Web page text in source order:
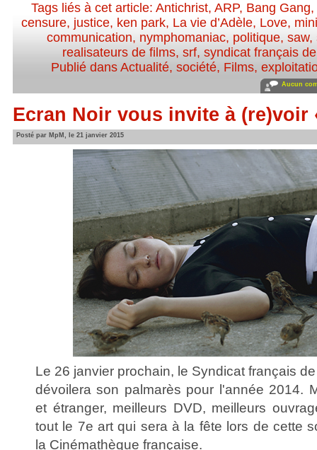
Tags liés à cet article:Antichrist,ARP, Bang Gang
censure, justice, ken park, La vie d’Adèle, Love,
communication, nymphomaniac, politique,saw,
realisateurs de films,srf,syndicat français
Publié dans Actualité, société, Films,
Aucun
Ecran Noir vous invite à (re)voir
Posté par MpM, le 21 janvier 2015
Le 26 janvier prochain, le Syndicat français
dévoilera son palmarès pour l'année 2014.
et étranger, meilleurs DVD, meilleurs
tout le 7e art qui sera à la fête lors de cette
la Cinémathèque française.